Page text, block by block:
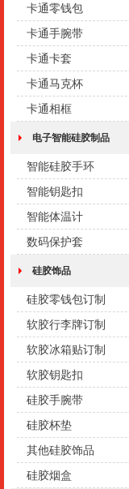
卡通零钱包
卡通手腕带
卡通卡套
卡通马克杯
卡通相框
电子智能硅胶制品
智能硅胶手环
智能钥匙扣
智能体温计
数码保护套
硅胶饰品
硅胶零钱包订制
软胶行李牌订制
软胶冰箱贴订制
软胶钥匙扣
硅胶手腕带
硅胶杯垫
其他硅胶饰品
硅胶烟盒